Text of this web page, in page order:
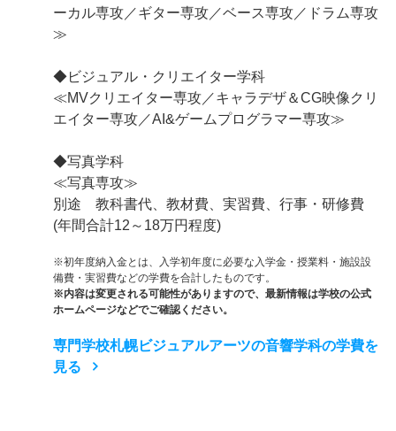
ーカル専攻／ギター専攻／ベース専攻／ドラム専攻
≫
◆ビジュアル・クリエイター学科
≪MVクリエイター専攻／キャラデザ＆CG映像クリ
エイター専攻／AI&ゲームプログラマー専攻≫
◆写真学科
≪写真専攻≫
別途 教科書代、教材費、実習費、行事・研修費
(年間合計12～18万円程度)
※初年度納入金とは、入学初年度に必要な入学金・授業料・施設設
備費・実習費などの学費を合計したものです。
※内容は変更される可能性がありますので、最新情報は学校の公式
ホームページなどでご確認ください。
専門学校札幌ビジュアルアーツの音響学科の学費を
見る